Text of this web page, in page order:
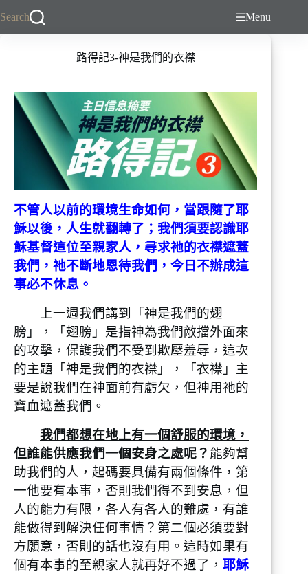
Search Menu
路得記3-神是我們的衣襟
不管人以前的環境生命如何，當跟隨了耶
穌以後，人生就翻轉了；我們須要認識耶
穌基督這位至親家人，尋求祂的衣襟遮蓋
我們，祂不斷地恩待我們，今日不辦成這
事必不休息。
上一週我們講到「神是我們的翅
膀」，「翅膀」是指神為我們敵擋外面來
的攻擊，保護我們不受到欺壓羞辱，這次
的主題「神是我們的衣襟」，「衣襟」主
要是說我們在神面前有虧欠，但神用祂的
寶血遮蓋我們。
我們都想在地上有一個舒服的環境，
但誰能供應我們一個安身之處呢？ 能夠幫
助我們的人，起碼要具備有兩個條件，第
一他要有本事，否則我們得不到安息，但
人的能力有限，各人有各人的難處，有誰
能做得到解決任何事情？第二個必須要對
方願意，否則的話也沒有用。這時如果有
個有本事的至親家人就再好不過了， 耶穌